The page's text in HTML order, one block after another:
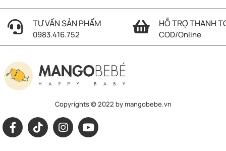
TƯ VẤN SẢN PHẨM
0983.416.752
HỖ TRỢ THANH
COD/Online
Copyrights © 2022 by mangobebe.vn